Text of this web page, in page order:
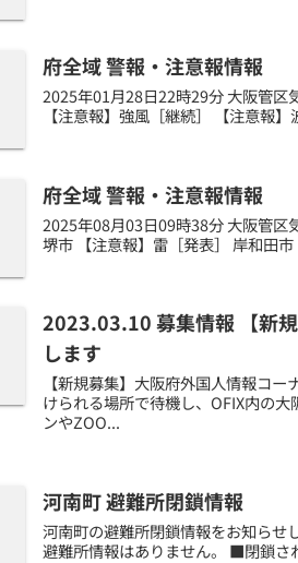
府全域 警報・注意報情報
2025年01月28日22時29分 大阪管区
【注意報】強風［継続］ 【注意報
府全域 警報・注意報情報
2025年08月03日09時38分 大阪管区
堺市 【注意報】雷［発表］ 岸和田
2023.03.10 募集情報 【新
します
【新規募集】大阪府外国人情報コ
けられる場所で待機し、OFIX内の
ンやZOO...
河南町 避難所閉鎖情報
河南町の避難所閉鎖情報をお知ら
避難所情報はありません。 ■閉鎖さ